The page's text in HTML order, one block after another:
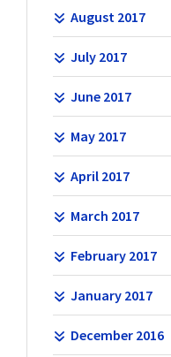
August 2017
July 2017
June 2017
May 2017
April 2017
March 2017
February 2017
January 2017
December 2016